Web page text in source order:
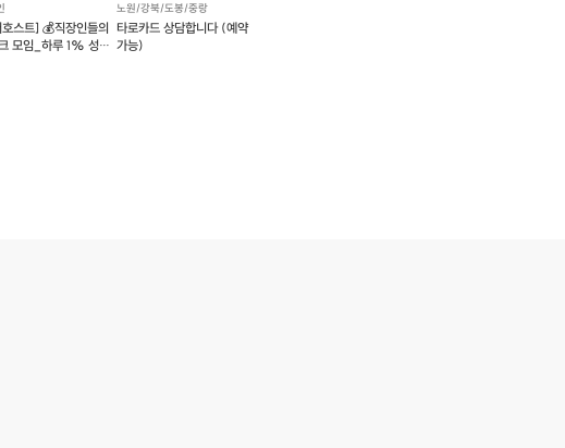
스트] 💰직장인들의
모임_하루 1% 성장
노원/강북/도봉/중랑
타로카드 상담합니다 (예약
가능)